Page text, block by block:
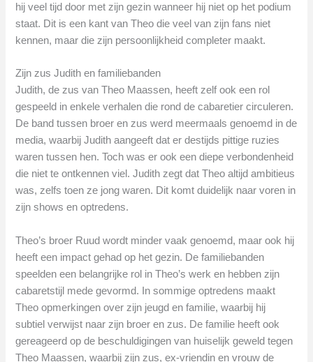
hij veel tijd door met zijn gezin wanneer hij niet op het podium
staat. Dit is een kant van Theo die veel van zijn fans niet
kennen, maar die zijn persoonlijkheid completer maakt.
Zijn zus Judith en familiebanden
Judith, de zus van Theo Maassen, heeft zelf ook een rol
gespeeld in enkele verhalen die rond de cabaretier circuleren.
De band tussen broer en zus werd meermaals genoemd in de
media, waarbij Judith aangeeft dat er destijds pittige ruzies
waren tussen hen. Toch was er ook een diepe verbondenheid
die niet te ontkennen viel. Judith zegt dat Theo altijd ambitieus
was, zelfs toen ze jong waren. Dit komt duidelijk naar voren in
zijn shows en optredens.
Theo’s broer Ruud wordt minder vaak genoemd, maar ook hij
heeft een impact gehad op het gezin. De familiebanden
speelden een belangrijke rol in Theo’s werk en hebben zijn
cabaretstijl mede gevormd. In sommige optredens maakt
Theo opmerkingen over zijn jeugd en familie, waarbij hij
subtiel verwijst naar zijn broer en zus. De familie heeft ook
gereageerd op de beschuldigingen van huiselijk geweld tegen
Theo Maassen, waarbij zijn zus, ex-vriendin en vrouw de